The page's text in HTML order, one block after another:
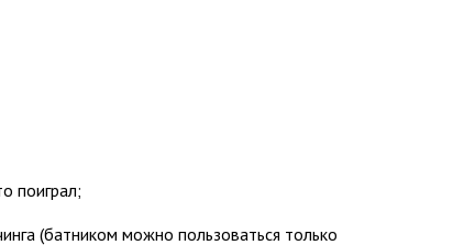
поиграл;
(батником можно пользоваться только